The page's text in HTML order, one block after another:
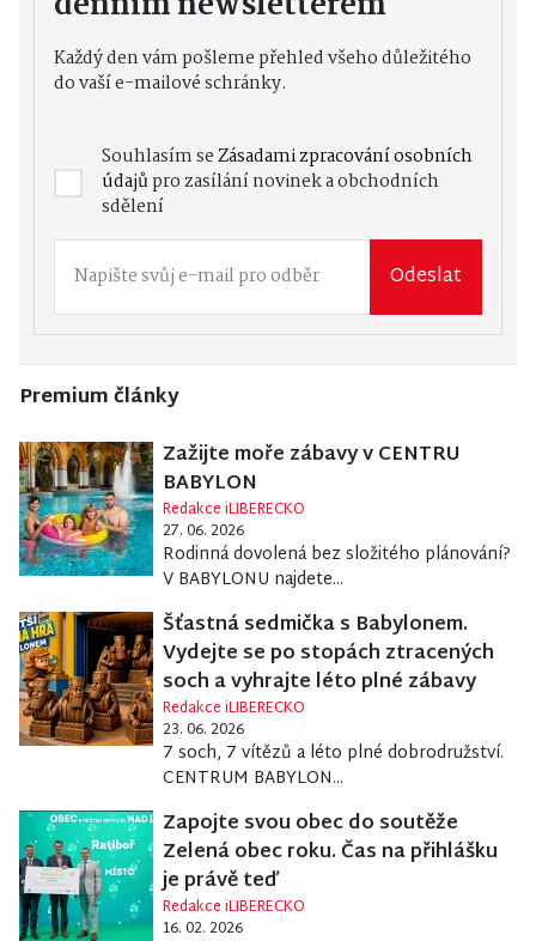
Každý den vám pošleme přehled všeho důležitého
do vaší e-mailové schránky.
Souhlasím seZásadami zpracování osobních
údajůpro zasílání novinek a obchodních
sdělení
Odeslat
Premium články
Zažijte moře zábavy v CENTRU
BABYLON
Redakce iLIBERECKO
27. 06. 2026
Rodinná dovolená bez složitého plánování?
V BABYLONU najdete...
Šťastná sedmička s Babylonem.
Vydejte se po stopách ztracených
soch a vyhrajte léto plné zábavy
Redakce iLIBERECKO
23. 06. 2026
7 soch, 7 vítězů a léto plné dobrodružství.
CENTRUM BABYLON...
Zapojte svou obec do soutěže
Zelená obec roku. Čas na přihlášku
je právě teď
Redakce iLIBERECKO
16. 02. 2026